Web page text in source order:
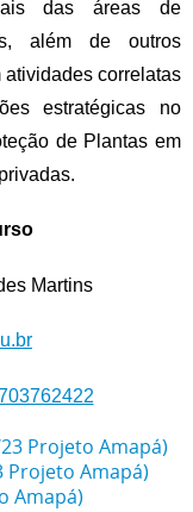
das áreas de
além de outros
correlatas
estratégicas no
de Plantas em
Martins
Projeto Amapá)
Projeto Amapá)
Amapá)